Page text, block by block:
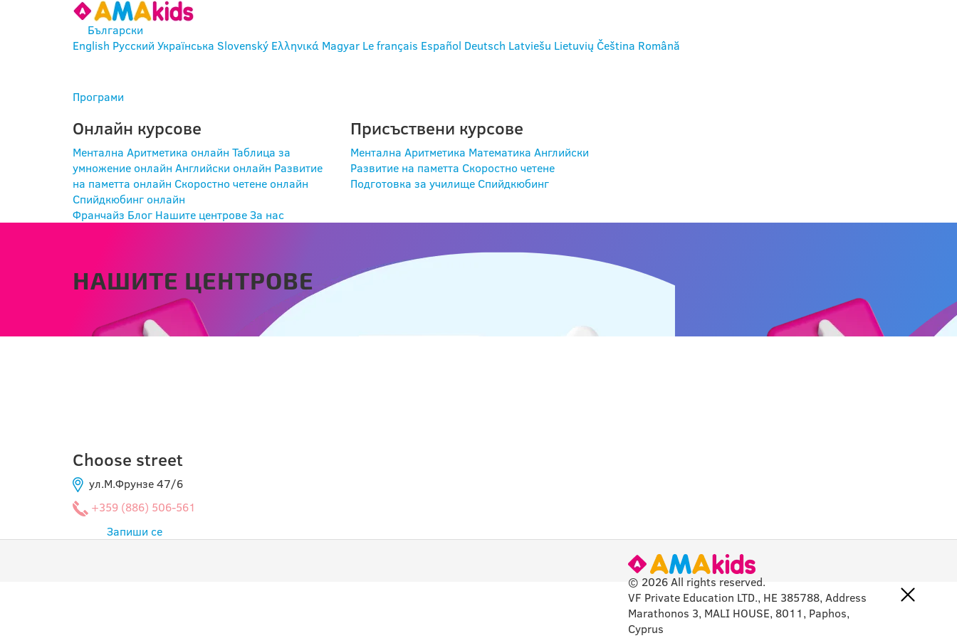
Български
English Русский Українська Slovenský Ελληνικά Magyar Le français Español Deutsch Latviešu Lietuvių Čeština Română
Програми
Онлайн курсове
Ментална Аритметика онлайн Таблица за
умножение онлайн Английски онлайн Развитие
на паметта онлайн Скоростно четене онлайн
Спийдкюбинг онлайн
Присъствени курсове
Ментална Аритметика Математика Английски
Развитие на паметта Скоростно четене
Подготовка за училище Спийдкюбинг
Франчайз Блог Нашите центровеЗа нас
НАШИТЕ ЦЕНТРОВЕ
Choose street
ул.М.Фрунзе 47/6
+359 (886) 506-561
Запиши се
© 2026 All rights reserved.
VF Private Education LTD., HE 385788, Address
Marathonos 3, MALI HOUSE, 8011, Paphos,
Cyprus